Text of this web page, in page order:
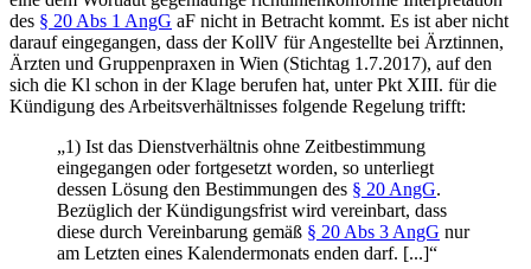
des § 20 Abs 1 AngG aF nicht in Betracht kommt. Es ist aber nicht
darauf eingegangen, dass der KollV für Angestellte bei Ärztinnen,
Ärzten und Gruppenpraxen in Wien (Stichtag 1.7.2017), auf den
sich die Kl schon in der Klage berufen hat, unter Pkt XIII. für die
Kündigung des Arbeitsverhältnisses folgende Regelung trifft:
„1) Ist das Dienstverhältnis ohne Zeitbestimmung
eingegangen oder fortgesetzt worden, so unterliegt
dessen Lösung den Bestimmungen des § 20 AngG.
Bezüglich der Kündigungsfrist wird vereinbart, dass
diese durch Vereinbarung gemäß § 20 Abs 3 AngG nur
am Letzten eines Kalendermonats enden darf. [...]“